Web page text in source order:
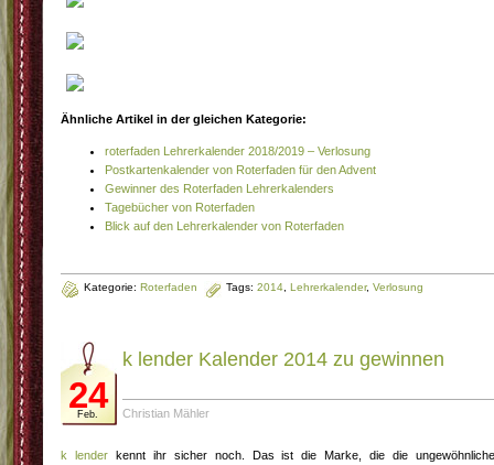
Ähnliche Artikel in der gleichen Kategorie:
roterfaden Lehrerkalender 2018/2019 – Verlosung
Postkartenkalender von Roterfaden für den Advent
Gewinner des Roterfaden Lehrerkalenders
Tagebücher von Roterfaden
Blick auf den Lehrerkalender von Roterfaden
Kategorie: Roterfaden Tags: 2014 Lehrerkalender, Verlosung
24
Feb.
k lender Kalender 2014 zu gewinnen
Christian Mähler
k lenderkennt ihr sicher noch. Das ist die Marke, die die